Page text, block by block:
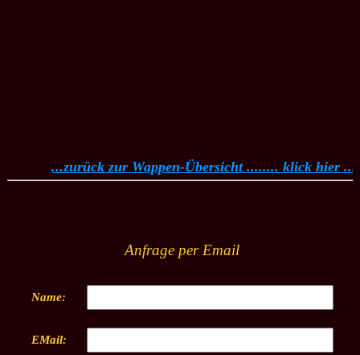
...zurück zur Wappen-Übersicht ........ klick hier ...
Anfrage per Email
Name:
EMail: